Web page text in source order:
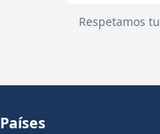
Respetamos
Países